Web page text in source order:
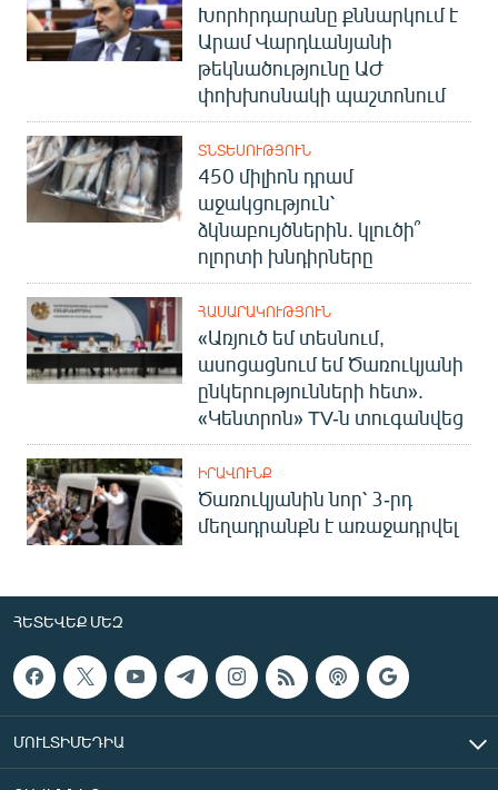
Խորհրդարանը քննարկում է
Արամ Վարդևանյանի
թեկնածությունը ԱԺ
փոխխոսնակի պաշտոնում
ՏՆՏԵՍՈՒԹՅՈՒՆ
450 միլիոն դրամ
աջակցություն՝
ձկնաբույծներին. կլուծի՞
ոլորտի խնդիրները
ՀԱՍԱՐԱԿՈՒԹՅՈՒՆ
«Առյուծ եմ տեսնում,
ասոցացնում եմ Ծառուկյանի
ընկերությունների հետ».
«Կենտրոն» TV-ն տուգանվեց
ԻՐԱՎՈՒՆՔ
Ծառուկյանին նոր՝ 3-րդ
մեղադրանքն է առաջադրվել
ՀԵՏԵՎԵՔ ՄԵԶ
ՄՈՒԼՏԻՄԵԴԻԱ